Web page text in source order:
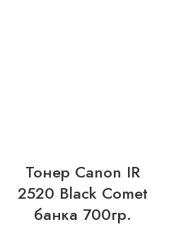
Тонер Canon IR
2520 Black Comet
банка 700гр.